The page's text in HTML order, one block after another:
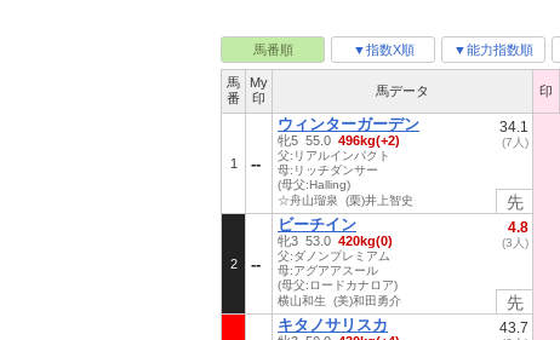
馬番順 ▼指数X順 ▼能力指数順
馬
番
My
印
馬データ 印
1
ウィンターガーデン
牝5 55.0 496kg(+2)
父:リアルインパクト
母:リッチダンサー
(母父:Halling)
☆舟山瑠泉 (栗)井上智史
34.1
(7人)
先
2
ビーチイン
牝3 53.0 420kg(0)
父:ダノンプレミアム
母:アグアアスール
(母父:ロードカナロア)
横山和生 (美)和田勇介
4.8
(3人)
先
キタノサリスカ 43.7